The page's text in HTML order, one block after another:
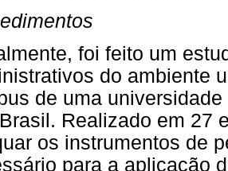
foi feito um
do ambiente
de uma
Realizado em 27
os instrumentos de
para a aplicação